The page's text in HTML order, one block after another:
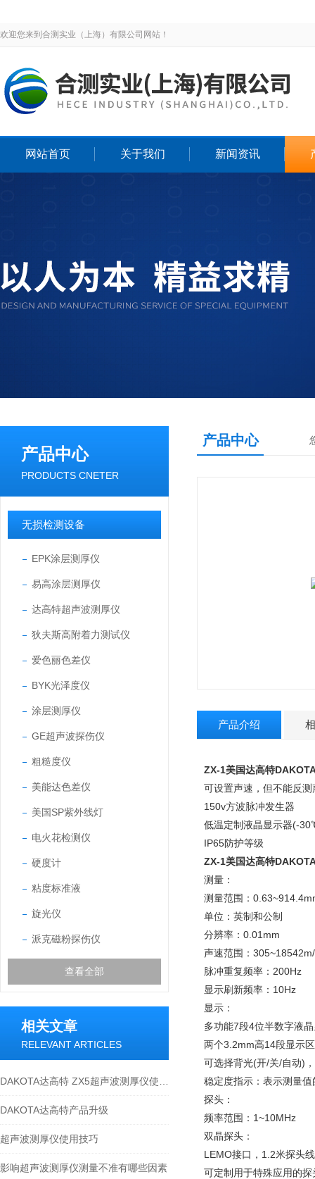
欢迎您来到合测实业（上海）有限公司网站！
网站首页 关于我们 新闻资讯
产品中心
PRODUCTS CNETER
无损检测设备
EPK涂层测厚仪
易高涂层测厚仪
达高特超声波测厚仪
狄夫斯高附着力测试仪
爱色丽色差仪
BYK光泽度仪
涂层测厚仪
GE超声波探伤仪
粗糙度仪
美能达色差仪
美国SP紫外线灯
电火花检测仪
硬度计
粘度标准液
旋光仪
派克磁粉探伤仪
查看全部
相关文章
RELEVANT ARTICLES
DAKOTA达高特产品升级
超声波测厚仪使用技巧
影响超声波测厚仪测量不准有哪些因素
产品中心
产品介绍
ZX-1美国达高特
可设置声速，但不能反测
150v方波脉冲发生器
低温定制液晶显示器(-
IP65防护等级
ZX-1美国达高特
测量：
测量范围：
单位：英制和公制
分辨率：0.01mm
声速范围：
脉冲重复频率：200Hz
显示刷新频率：10Hz
显示：
多功能7段4位半数字液
两个3.2mm高14段显示
可选择背光(开/关/自动)
稳定度指示：表示测量值
探头：
频率范围：1~10MHz
双晶探头：
LEMO接口，1.2米探头线
可定制用于特殊应用的探